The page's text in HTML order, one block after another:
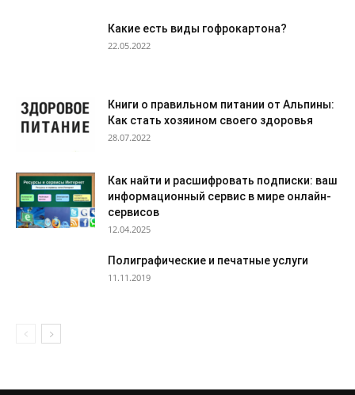
Какие есть виды гофрокартона?
22.05.2022
Книги о правильном питании от Альпины:
Как стать хозяином своего здоровья
28.07.2022
Как найти и расшифровать подписки: ваш
информационный сервис в мире онлайн-
сервисов
12.04.2025
Полиграфические и печатные услуги
11.11.2019